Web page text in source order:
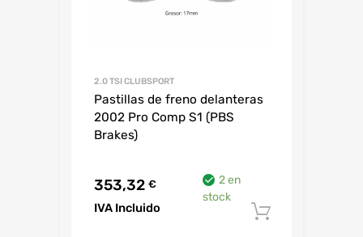
2.0 TSI CLUBSPORT
Pastillas de freno delanteras
2002 Pro Comp S1 (PBS
Brakes)
353,32 €
IVA Incluido
2 en
stock